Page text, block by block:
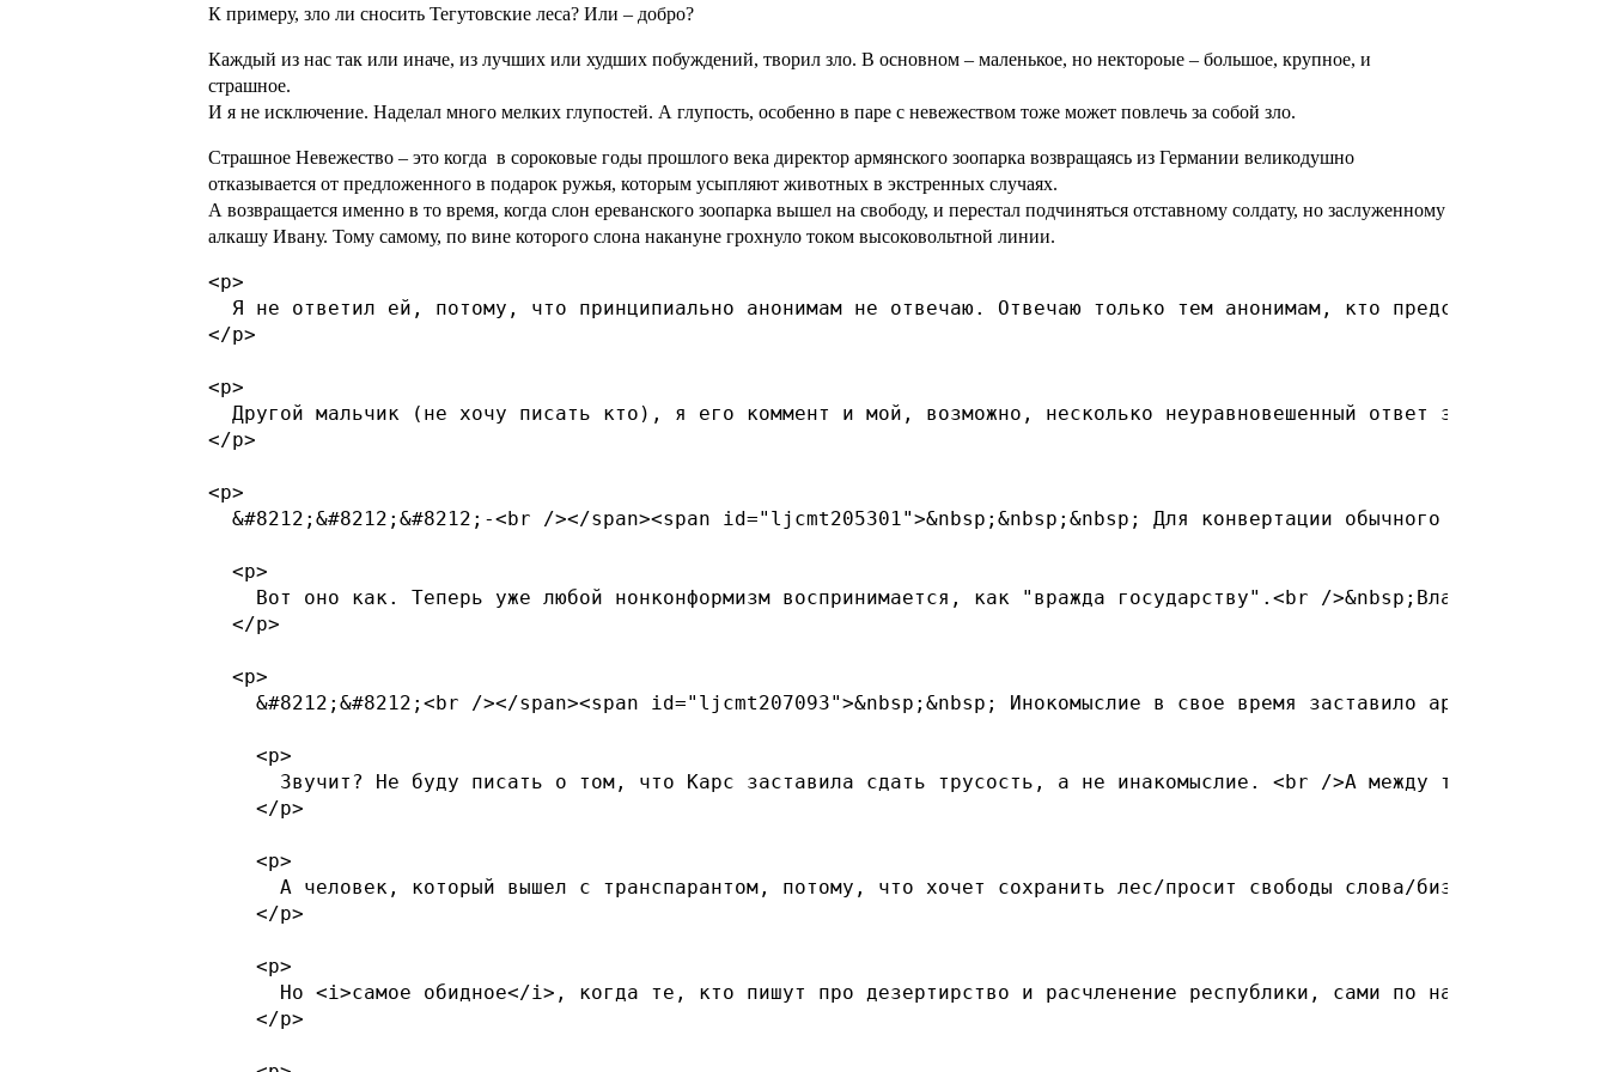
К примеру, зло ли сносить Тегутовские леса? Или – добро?
Каждый из нас так или иначе, из лучших или худших побуждений, творил зло. В основном – маленькое, но нектороые – большое, крупное, и
страшное.
И я не исключение. Наделал много мелких глупостей. А глупость, особенно в паре с невежеством тоже может повлечь за собой зло.
Страшное Невежество – это когда в сороковые годы прошлого века директор армянского зоопарка возвращаясь из Германии великодушно
отказывается от предложенного в подарок ружья, которым усыпляют животных в экстренных случаях.
А возвращается именно в то время, когда слон ереванского зоопарка вышел на свободу, и перестал подчиняться отставному солдату, но заслуженному
алкашу Ивану. Тому самому, по вине которого слона накануне грохнуло током высоковольтной линии.
<p>
Я не ответил ей, потому, что принципиально анонимам не отвечаю. Отвечаю только тем анонимам, кто
</p>
<p>
Другой мальчик (не хочу писать кто), я его коммент и мой, возможно, несколько неуравновешенный ответ заскринил,
</p>
<p>
&#8212;&#8212;&#8212;-<br /></span><span id="ljcmt205301">&nbsp;&nbsp;&nbsp; Для конвертации обычного
  <p>
Вот оно как. Теперь уже любой нонконформизм воспринимается, как "вражда государству".<br />&nbsp;Власти могут
  </p>
  <p>
&#8212;&#8212;<br /></span><span id="ljcmt207093">&nbsp;&nbsp; Инокомыслие в свое время заставило армян сдать
    <p>
Звучит? Не буду писать о том, что Карс заставила сдать трусость, а не инакомыслие. <br />А между тем
    </p>
    <p>
А человек, который вышел с транспарантом, потому, что хочет сохранить лес/просит свободы слова/бизнеса/
    </p>
    <p>
Но <i>самое обидное</i>, когда те, кто пишут про дезертирство и расчленение республики, сами по настоящему
    </p>